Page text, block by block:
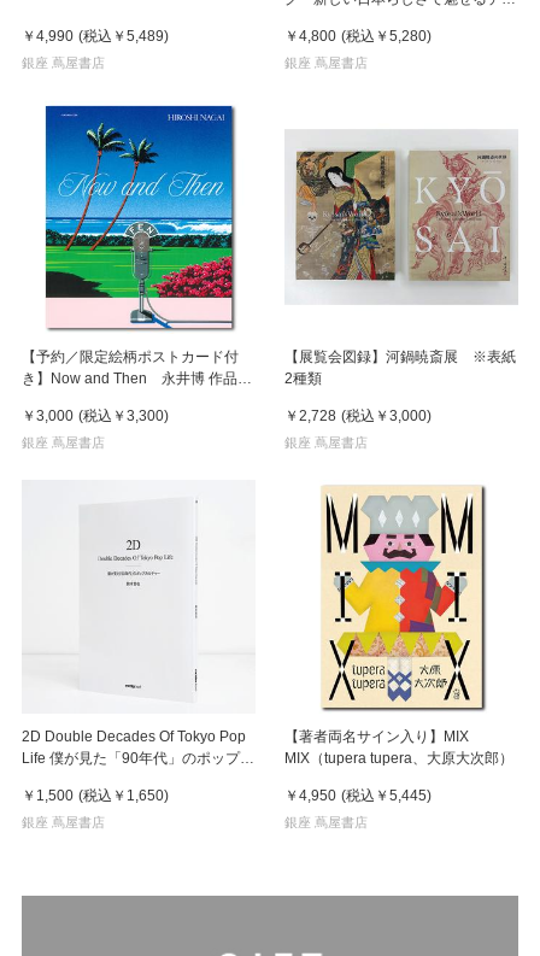
￥4,990 (税込 ￥5,489)
銀座 蔦屋書店
￥4,800 (税込 ￥5,280)
銀座 蔦屋書店
【予約／限定絵柄ポストカード付
き】Now and Then 永井博 作品
￥3,000 (税込 ￥3,300)
銀座 蔦屋書店
【展覧会図録】河鍋暁斎展 ※表紙
2種類
￥2,728 (税込 ￥3,000)
銀座 蔦屋書店
2D Double Decades Of Tokyo Pop
Life 僕が見た「90年代」のポップカ
￥1,500 (税込 ￥1,650)
銀座 蔦屋書店
【著者両名サイン入り】MIX
MIX（tupera tupera、大原大次郎）
￥4,950 (税込 ￥5,445)
銀座 蔦屋書店